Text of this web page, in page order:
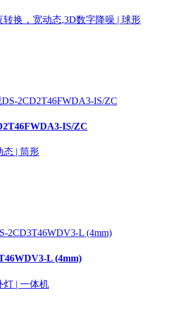
转换，宽动态,3D数字降噪 | 球形
IS/ZC
态 | 筒形
L (4mm)
灯 | 一体机